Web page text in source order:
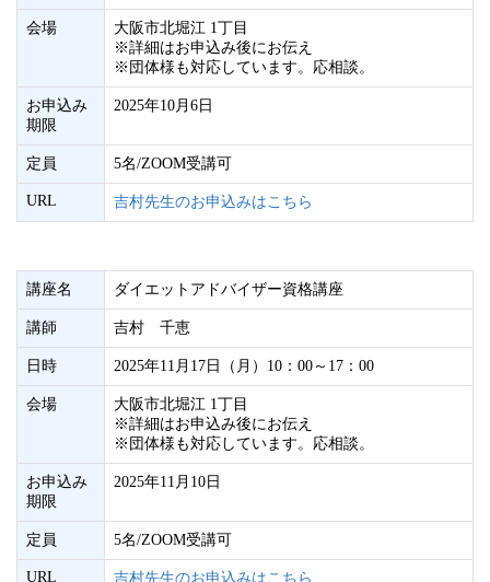
会場
大阪市北堀江 1丁目
※詳細はお申込み後にお伝え
※団体様も対応しています。応相談。
お申込み
期限
2025年10月6日
定員 5名/ZOOM受講可
URL 吉村先生のお申込みはこちら
講座名 ダイエットアドバイザー資格講座
講師 吉村 千恵
日時 2025年11月17日（月）10：00～17：00
会場
大阪市北堀江 1丁目
※詳細はお申込み後にお伝え
※団体様も対応しています。応相談。
お申込み
期限
2025年11月10日
定員 5名/ZOOM受講可
URL 吉村先生のお申込みはこちら